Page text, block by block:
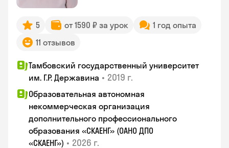
5 от 1590 ₽ за урок
1 год опыта
11 отзывов
Тамбовский государственный университет
им. Г.Р. Державина • 2019 г.
Образовательная автономная
некоммерческая организация
дополнительного профессионального
образования «СКАЕНГ» (ОАНО ДПО
«СКАЕНГ») • 2026 г.